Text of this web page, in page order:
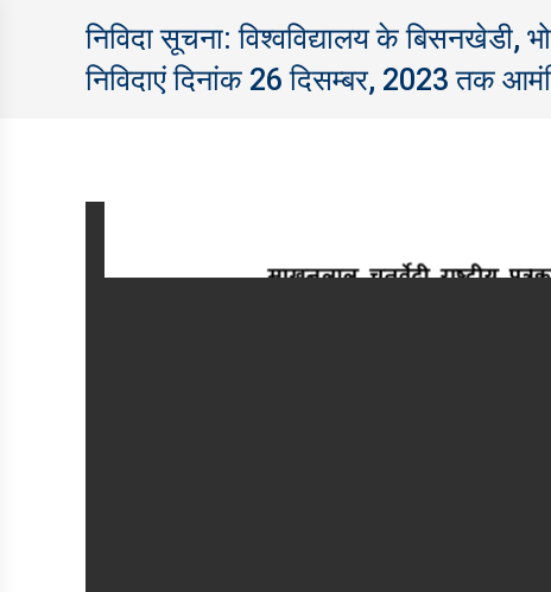
निविदा सूचना: विश्‍वविद्यालय के
निविदाएं दिनांक 26 दिसम्बर, 2023 तक